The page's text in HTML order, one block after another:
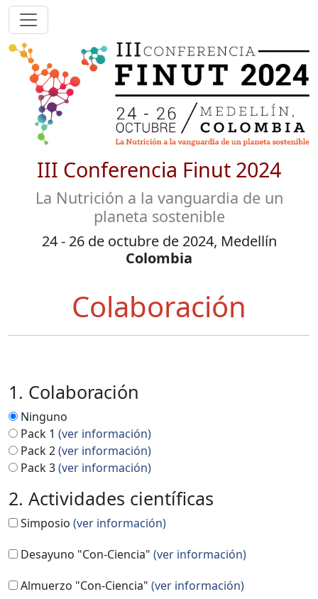
III Conferencia Finut 2024
La Nutrición a la vanguardia de un
planeta sostenible
24 - 26 de octubre de 2024, Medellín
Colombia
Colaboración
1. Colaboración
Ninguno
Pack 1 (ver información)
Pack 2(ver información)
Pack 3(ver información)
2. Actividades científicas
Simposio (ver información)
Desayuno "Con-Ciencia" (ver información)
Almuerzo "Con-Ciencia" (ver información)